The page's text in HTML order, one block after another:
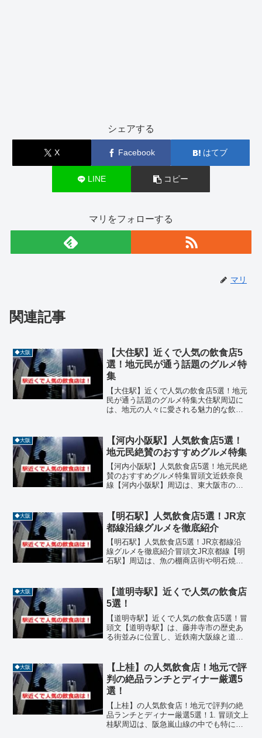
シェアする
X Facebook はてブ
LINE コピー
マリをフォローする
マリ
関連記事
◆大阪
【大住駅】近くで人気の飲食店5
選！地元民が通う話題のグルメ特
集
【大住駅】近くで人気の飲食店5選！地元
民が通う話題のグルメ特集大住駅周辺に
は、地元の人々に愛される魅力的な飲食
雰囲気・コスパの三拍子が揃った人気店
を厳選してご紹介します...
◆大阪
【河内小阪駅】人気飲食店5選！
地元民絶賛のおすすめグルメ特集
【河内小阪駅】人気飲食店5選！地元民絶
賛のおすすめグルメ特集冒頭文近鉄奈良
線【河内小阪駅】周辺は、東大阪市の中
は、焼き鳥、イタリアン、ステーキ、寿
司、洋食などジャンル豊富...
◆大阪
【明石駅】人気飲食店5選！JR京
都線沿線グルメを徹底紹介
【明石駅】人気飲食店5選！JR京都線沿
線グルメを徹底紹介冒頭文JR京都線【明
石駅】周辺は、魚の棚商店街や明石焼き
や、地元名物の玉子焼き（明石焼き）、
本格イタリアンなど、ジ...
◆大阪
【道明寺駅】近くで人気の飲食店
5選！
【道明寺駅】近くで人気の飲食店5選！冒
頭文【道明寺駅】は、藤井寺市の歴史あ
る街並みに位置し、近鉄南大阪線と道明
あり、地元の人々や観光客に親しまれる
飲食店が点在しています...
◆大阪
【上桂】の人気飲食店！地元で評
判の絶品ランチとディナー厳選5
選！
【上桂】の人気飲食店！地元で評判の絶
品ランチとディナー厳選5選！1. 冒頭文上
桂駅周辺は、阪急嵐山線の中でも特に落